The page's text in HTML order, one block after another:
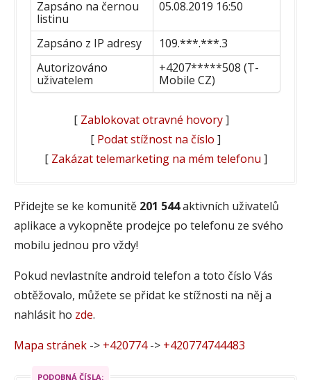
Zapsáno na černou
listinu
05.08.2019 16:50
Zapsáno z IP adresy
109.***.***.3
Autorizováno
uživatelem
+4207*****508 (T-
Mobile CZ)
[ Zablokovat otravné hovory]
[ Podat stížnost na číslo ]
[ Zakázat telemarketing na mém telefonu ]
Přidejte se ke komunitě 201 544aktivních uživatelů
aplikace a vykopněte prodejce po telefonu ze svého
mobilu jednou pro vždy!
Pokud nevlastníte android telefon a toto číslo Vás
obtěžovalo, můžete se přidat ke stížnosti na něj a
nahlásit ho zde.
Mapa stránek -> +420774-> +420774744483
PODOBNÁ ČÍSLA: